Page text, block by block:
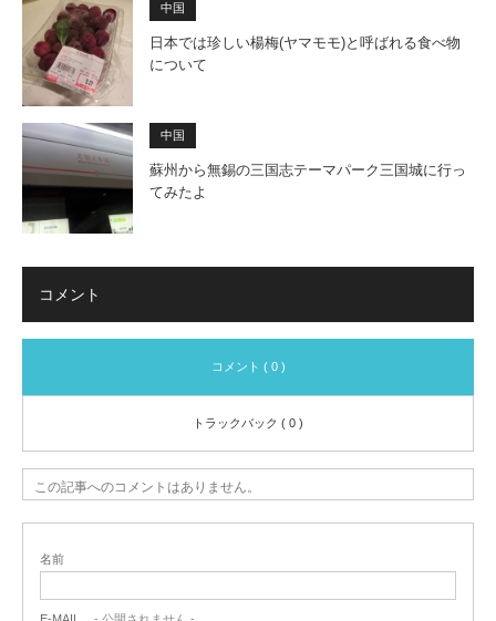
中国
日本では珍しい楊梅(ヤマモモ)と呼ばれる食べ物
について
中国
蘇州から無錫の三国志テーマパーク三国城に行っ
てみたよ
コメント
コメント ( 0 )
トラックバック ( 0 )
この記事へのコメントはありません。
名前